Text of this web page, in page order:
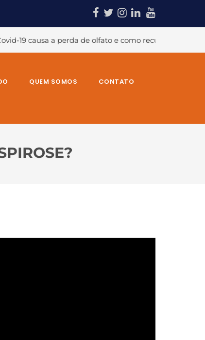
de olfato e como recuperá-lo? #A temida dor no
QUEM SOMOS CONTATO